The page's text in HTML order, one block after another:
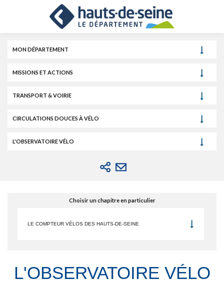
recherche
MON DÉPARTEMENT
MISSIONS ET ACTIONS
TRANSPORT & VOIRIE
CIRCULATIONS DOUCES À VÉLO
L'OBSERVATOIRE VÉLO
Choisir un chapitre en particulier
LE COMPTEUR VÉLOS DES HAUTS-DE-SEINE
L'OBSERVATOIRE VÉLO
Cookies et traceurs utilisés sur ce site.